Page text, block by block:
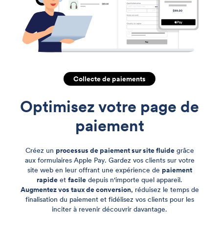
Collecte de paiements
Optimisez votre page de
paiement
Créez un processus de paiement sur site fluidegrâce
aux formulaires Apple Pay. Gardez vos clients sur votre
site web en leur offrant une expérience de paiement
rapide et facile depuis n'importe quel appareil.
Augmentez vos taux de conversion, réduisez le temps de
finalisation du paiement et fidélisez vos clients pour les
inciter à revenir découvrir davantage.